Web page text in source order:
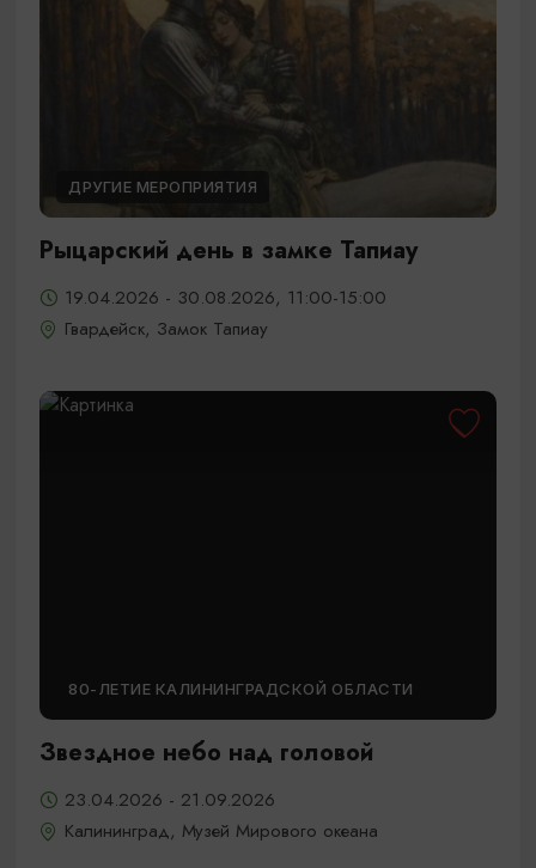
ДРУГИЕ МЕРОПРИЯТИЯ
Рыцарский день в замке Тапиау
19.04.2026 - 30.08.2026, 11:00-15:00
Гвардейск, Замок Тапиау
80-ЛЕТИЕ КАЛИНИНГРАДСКОЙ ОБЛАСТИ
Звездное небо над головой
23.04.2026 - 21.09.2026
Калининград, Музей Мирового океана